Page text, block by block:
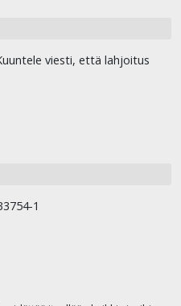
viesti, että lahjoitus
1